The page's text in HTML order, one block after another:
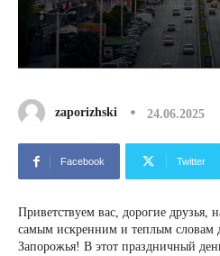
zaporizhski 24.06.2025
Facebook Twitter
Приветствуем вас, дорогие друзья,
самым искренним и теплым словам
Запорожья! В этот праздничный